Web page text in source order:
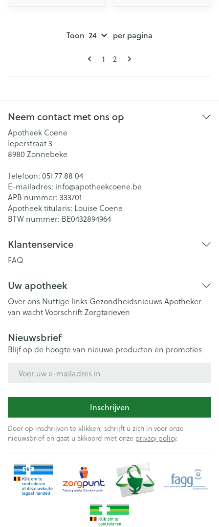
Pagina's
U lees momenteel pagina
1 Pagina
2
Toon per pagina
Neem contact met ons op
Apotheek Coene
Ieperstraat 3
8980 Zonnebeke
Telefoon: 051 77 88 04
E-mailadres: info@apotheekcoene.be
APB nummer: 333701
Apotheek titularis: Louise Coene
BTW nummer: BE0432894964
Klantenservice
FAQ
Uw apotheek
Over ons Nuttige links Gezondheidsnieuws Apotheker
van wachtVoorschriftZorgtarieven
Nieuwsbrief
Blijf op de hoogte van nieuwe producten en promoties
Inschrijven
Door op inschrijven te klikken, schrijft u zich in voor onze
nieuwsbrief en gaat u akkoord met onze privacy policy.